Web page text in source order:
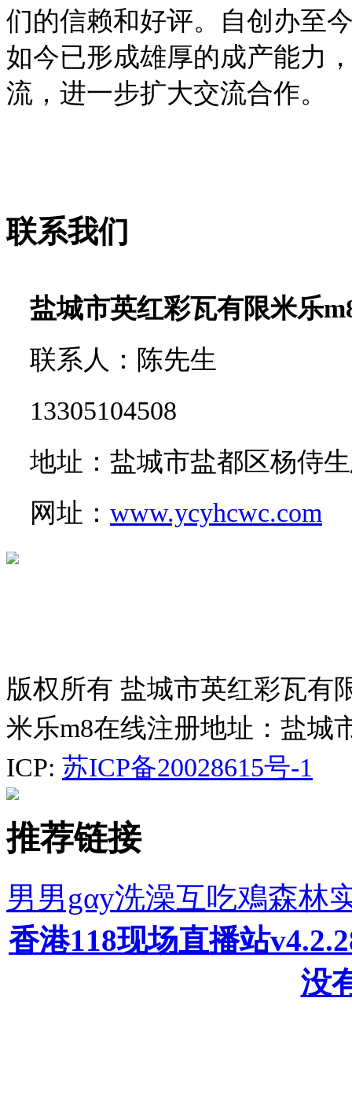
们的信赖和好评。自创办至
如今已形成雄厚的成产能力
流，进一步扩大交流合作。
联系我们
盐城市英红彩瓦有限米乐
联系人：陈先生
13305104508
地址：盐城市盐都区杨侍
网址： www.ycyhcwc.com
版权所有 盐城市英红彩瓦有
米乐m8在线注册地址：盐城
ICP: 苏ICP备20028615号-1
推荐链接
男男gαy洗澡互吃鳮森林
香港118现场直播站
没